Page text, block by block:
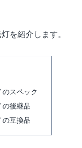
を紹介します。
のスペック
の後継品
の互換品